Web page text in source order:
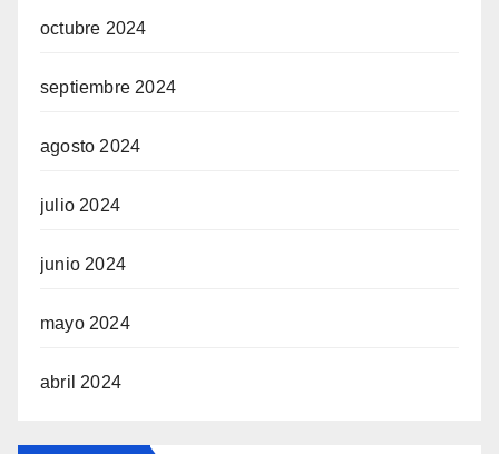
octubre 2024
septiembre 2024
agosto 2024
julio 2024
junio 2024
mayo 2024
abril 2024